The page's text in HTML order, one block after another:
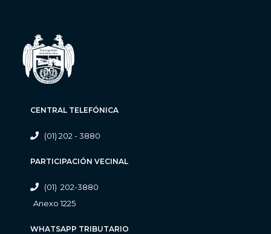
CENTRAL TELEFÓNICA
(01) 202 - 3880
PARTICIPACIÓN VECINAL
(01) 202-3880
Anexo 1225
WHATSAPP TRIBUTARIO